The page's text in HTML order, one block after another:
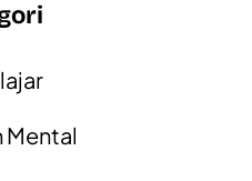
Mental